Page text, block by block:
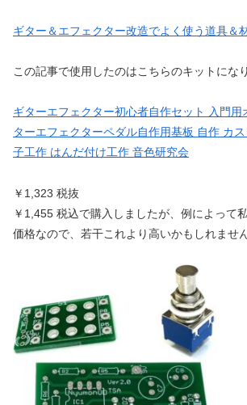
ギター＆エフェクター改造でよく使う道具＆
この記事で使用したのはこちらのキットにな
ギターエフェクター初心者自作セット 入門用
ターエフェクターペダル自作用基板 自作 カ
子工作 はんだ付け工作 音色研究会
￥1,323 税抜
￥1,455 税込で購入しましたが、例によって
価格なので、若干これより高いかもしれません